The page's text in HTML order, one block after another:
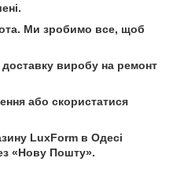
Ми зробимо все, щоб
доставку виробу на ремонт
або скористатися
LuxForm в Одесі
«Нову Пошту».